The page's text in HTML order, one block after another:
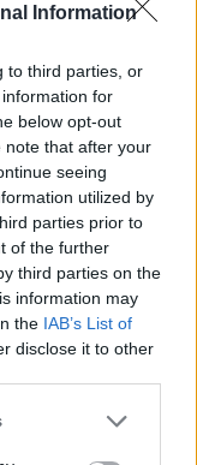
Information
to third parties, or
for
below opt-out
note that after your
seeing
utilized by
parties prior to
of the further
third parties on the
information may
the IAB’s List of
disclose it to other